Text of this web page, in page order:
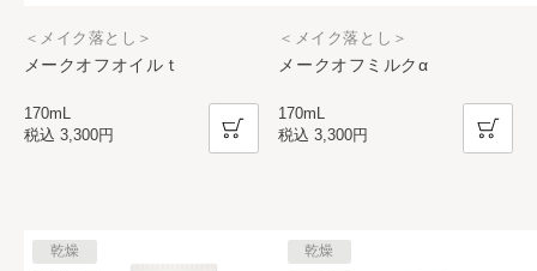
メークオフオイルｔ
＜メイク落とし＞
170mL
税込 3,300円
メークオフミルクα
＜メイク落とし＞
170mL
税込3,300円
乾燥
乾燥